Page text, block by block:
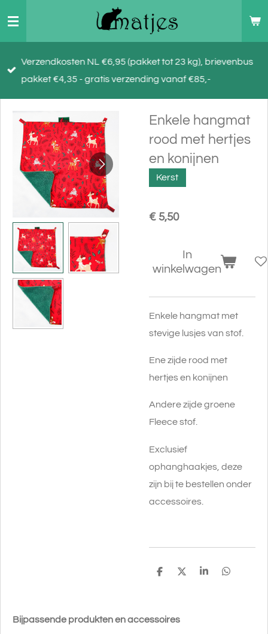
Ga
de
hoofdinhoud
Verzendkosten NL €6,95 (pakket tot 23 kg), brievenbus
pakket €4,35 - gratis verzending vanaf €85,-
Enkele hangmat
rood met hertjes
en konijnen
Kerst
€ 5,50
In
winkelwagen
Enkele hangmat met
stevige lusjes van stof.
Ene zijde rood met
hertjes en konijnen
Andere zijde groene
Fleece stof.
Exclusief
ophanghaakjes, deze
zijn bij te bestellen onder
accessoires.
D
n
D
S
D
Bijpassende produkten en accessoires